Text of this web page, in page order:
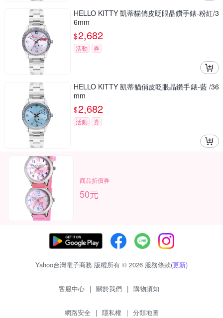
HELLO KITTY 凱蒂貓俏皮眨眼晶鑽手錶-粉紅/3
6mm
$2,682
活動 券
HELLO KITTY 凱蒂貓俏皮眨眼晶鑽手錶-藍 /36
mm
$2,682
活動 券
商品折價券
50元
Yahoo台灣電子商務 版權所有 © 2026 服務條款(更新)
客服中心 | 關於我們 | 購物須知
網路安全 | 隱私權 | 分類地圖